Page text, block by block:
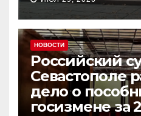
НОВОСТИ
Российский
Севастополе
дело о
госизмене за